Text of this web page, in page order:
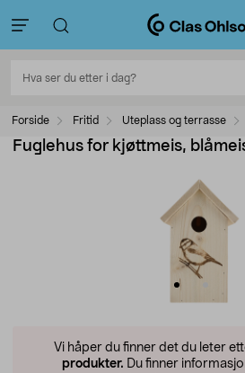
Forside Fritid Uteplass og terrasse
Fuglehus for kjøttmeis,
Vi håper du finner det du leter
produkter. Du finner